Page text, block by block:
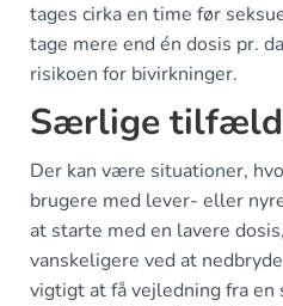
tages cirka en time før
tage mere end én dosis pr.
risikoen for bivirkninger.
Særlige
Der kan være situationer,
brugere med lever- eller
at starte med en lavere
vanskeligere ved at
vigtigt at få vejledning fra